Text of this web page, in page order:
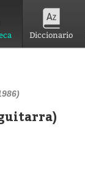
Diccionario